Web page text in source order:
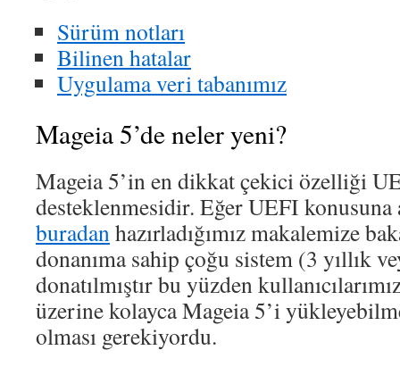
Sürüm notları
Bilinen hatalar
Uygulama veri tabanımız
Mageia 5’de neler yeni?
Mageia 5’in en dikkat çekici özelliği
desteklenmesidir. Eğer UEFI konusuna
buradanhazırladığımız makalemize
donanıma sahip çoğu sistem (3 yıllık
donatılmıştır bu yüzden
üzerine kolayca Mageia 5’i
olması gerekiyordu.